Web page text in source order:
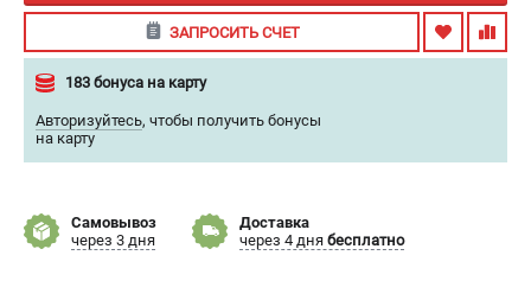
Сервисный центр
Правила обмена и возврата
ИНФОРМАЦИЯ
Способы оплаты
ЗАПРОСИТЬ СЧЕТ
183 бонуса на карту
Авторизуйтесь, чтобы получить бонусы
на карту
Самовывоз
через 3 дня
Доставка
через 4 дня бесплатно